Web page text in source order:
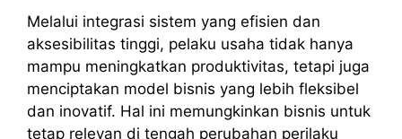
Melalui integrasi sistem yang efisien dan
aksesibilitas tinggi, pelaku usaha tidak hanya
mampu meningkatkan produktivitas, tetapi juga
menciptakan model bisnis yang lebih fleksibel
dan inovatif. Hal ini memungkinkan bisnis untuk
tetap relevan di tengah perubahan perilaku